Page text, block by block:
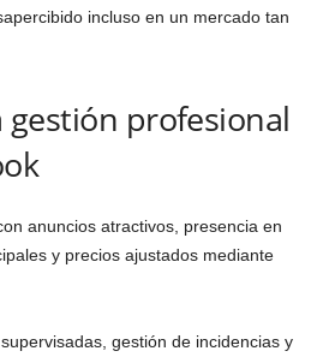
incluso en un mercado tan
gestión profesional
anuncios atractivos, presencia en
y precios ajustados mediante
gestión de incidencias y